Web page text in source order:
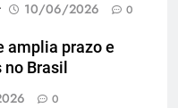
10/06/2026 0
amplia prazo e
Brasil
0